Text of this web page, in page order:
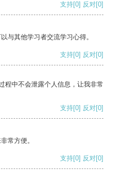
支持[0] 反对[0]
与其他学习者交流学习心得。
支持[0] 反对[0]
程中不会泄露个人信息，让我非常
支持[0] 反对[0]
常方便。
支持[0] 反对[0]